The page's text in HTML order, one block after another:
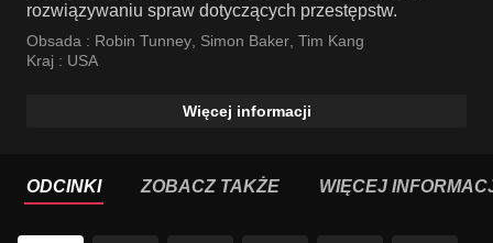
rozwiązywaniu spraw dotyczących przestępstw.
Obsada : Robin Tunney Simon Baker Tim Kang
Kraj : USA
Więcej informacji
ODCINKI ZOBACZ TAKŻE WIĘCEJ